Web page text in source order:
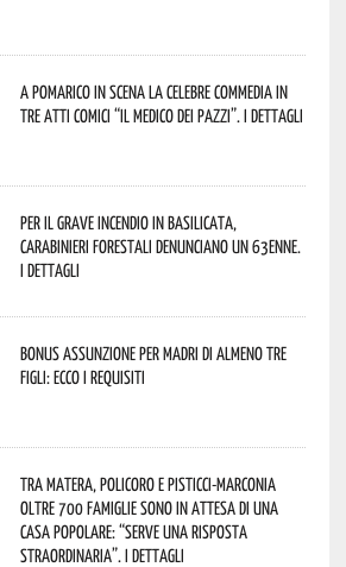
A Pomarico in scena la celebre commedia in
tre atti comici “Il medico dei pazzi”. I dettagli
Per il grave incendio in Basilicata,
Carabinieri forestali denunciano un 63enne.
I dettagli
Bonus assunzione per madri di almeno tre
figli: ecco i requisiti
Tra Matera, Policoro e Pisticci-Marconia
oltre 700 famiglie sono in attesa di una
casa popolare: “serve una risposta
straordinaria”. I dettagli